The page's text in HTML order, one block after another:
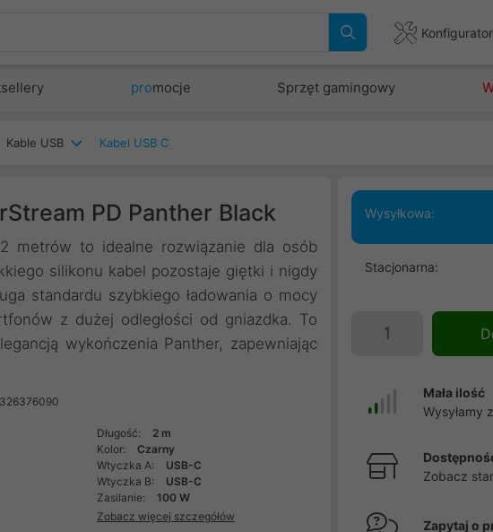
Konfigurator
promocje Sprzęt gamingowy
Kable USB Kabel USB C
PD Panther Black
metrów to idealne rozwiązanie dla osób
silikonu kabel pozostaje giętki i nigdy
standardu szybkiego ładowania o mocy
z dużej odległości od gniazdka. To
wykończenia Panther, zapewniając
Długość:
2 m
Kolor:
Czarny
Wtyczka A:
USB-C
Wtyczka B:
USB-C
Zasilanie:
100 W
Zobacz więcej szczegółów
Wysyłkowa:
Stacjonarna:
Mała ilość
Wysyłamy
Zobacz
Zapytaj o